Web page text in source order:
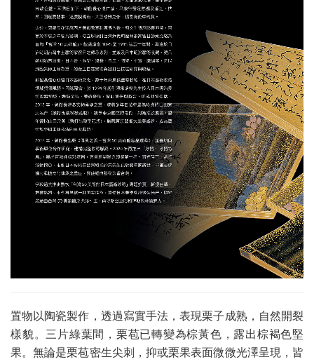
置物以陶瓷製作，透過寫實手法，表現栗子成熟，自然開裂
樣貌。三片綠葉間，栗苞已轉變為棕黃色，露出棕褐色堅
果。無論是栗苞密生尖刺，抑或栗果表面微微光澤呈現，皆